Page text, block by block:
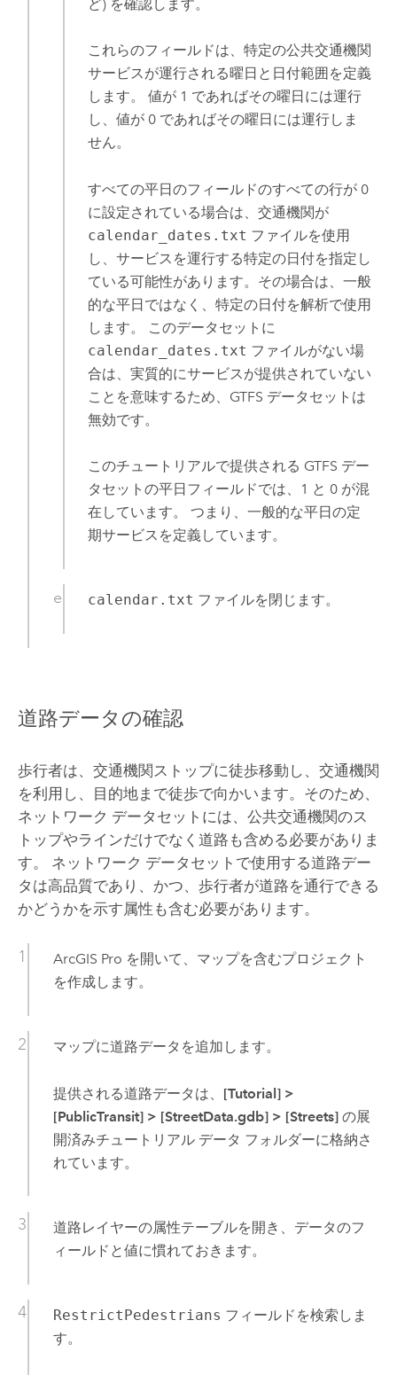
ど) を確認します。
これらのフィールドは、特定の公共交通機関
サービスが運行される曜日と日付範囲を定義
します。 値が 1 であればその曜日には運行
し、値が 0 であればその曜日には運行しま
せん。
すべての平日のフィールドのすべての行が 0
に設定されている場合は、交通機関が
calendar_dates.txt ファイルを使用
し、サービスを運行する特定の日付を指定し
ている可能性があります。その場合は、一般
的な平日ではなく、特定の日付を解析で使用
します。 このデータセットに
calendar_dates.txt ファイルがない場
合は、実質的にサービスが提供されていない
ことを意味するため、GTFS データセットは
無効です。
このチュートリアルで提供される GTFS デー
タセットの平日フィールドでは、1 と 0 が混
在しています。 つまり、一般的な平日の定
期サービスを定義しています。
calendar.txt ファイルを閉じます。
道路データの確認
歩行者は、交通機関ストップに徒歩移動し、交通機関
を利用し、目的地まで徒歩で向かいます。そのため、
ネットワーク データセットには、公共交通機関のス
トップやラインだけでなく道路も含める必要がありま
す。 ネットワーク データセットで使用する道路デー
タは高品質であり、かつ、歩行者が道路を通行できる
かどうかを示す属性も含む必要があります。
ArcGIS Pro を開いて、マップを含むプロジェクト
を作成します。
マップに道路データを追加します。
提供される道路データは、 [Tutorial] >
[PublicTransit] > [StreetData.gdb] > [Streets]の展
開済みチュートリアル データ フォルダーに格納さ
れています。
道路レイヤーの属性テーブルを開き、データのフ
ィールドと値に慣れておきます。
RestrictPedestrians フィールドを検索しま
す。